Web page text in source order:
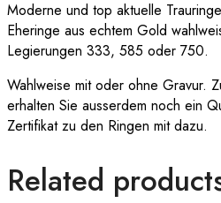
Moderne und top aktuelle
Eheringe aus echtem Gold
Legierungen 333, 585 oder 750.
Wahlweise mit oder ohne Gravur.
erhalten Sie ausserdem noch ein
Zertifikat zu den Ringen mit dazu.
Related